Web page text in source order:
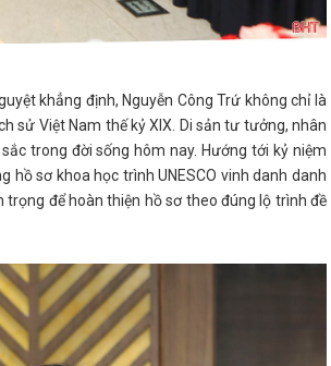
khẳng định, Nguyễn Công Trứ không chỉ là
sử Việt Nam thế kỷ XIX. Di sản tư tưởng, nhân
trong đời sống hôm nay. Hướng tới kỷ niệm
hồ sơ khoa học trình UNESCO vinh danh danh
để hoàn thiện hồ sơ theo đúng lộ trình đề